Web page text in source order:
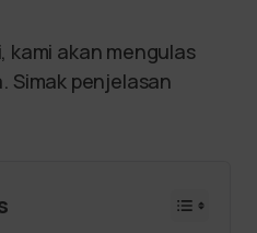
kami akan mengulas
Simak penjelasan